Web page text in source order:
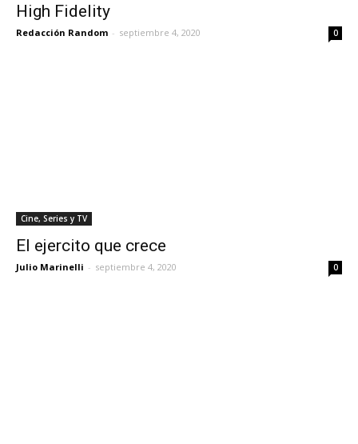
High Fidelity
Redacción Random - septiembre 4, 2020 0
Cine, Series y TV
El ejercito que crece
Julio Marinelli - septiembre 4, 2020 0